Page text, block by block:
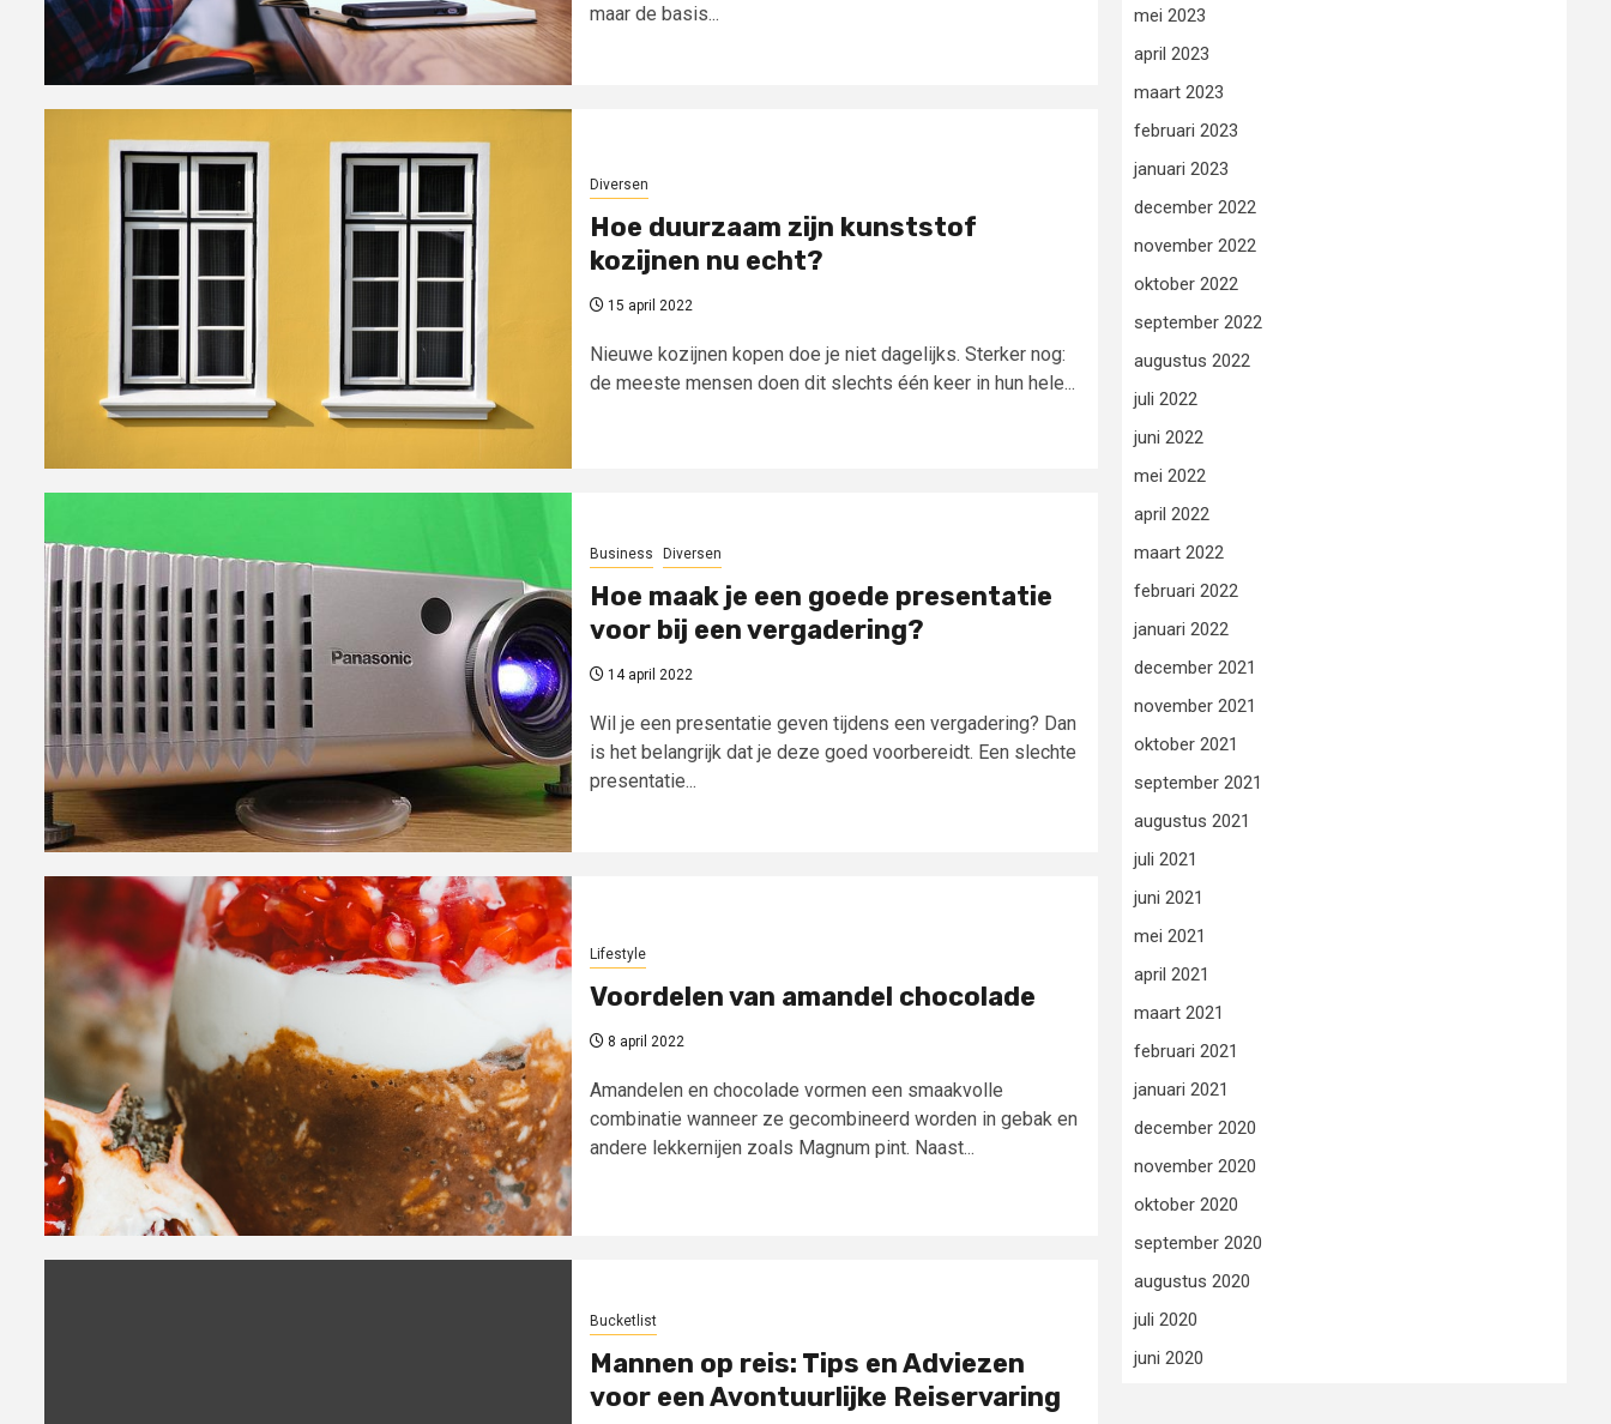
maar de basis...
Diversen
Hoe duurzaam zijn kunststof
kozijnen nu echt?
15 april 2022
Nieuwe kozijnen kopen doe je niet dagelijks. Sterker nog:
de meeste mensen doen dit slechts één keer in hun hele...
Business Diversen
Hoe maak je een goede presentatie
voor bij een vergadering?
14 april 2022
Wil je een presentatie geven tijdens een vergadering? Dan
is het belangrijk dat je deze goed voorbereidt. Een slechte
presentatie...
Lifestyle
Voordelen van amandel chocolade
8 april 2022
Amandelen en chocolade vormen een smaakvolle
combinatie wanneer ze gecombineerd worden in gebak en
andere lekkernijen zoals Magnum pint. Naast...
Bucketlist
Mannen op reis: Tips en Adviezen
voor een Avontuurlijke Reiservaring
mei 2023
april 2023
maart 2023
februari 2023
januari 2023
december 2022
november 2022
oktober 2022
september 2022
augustus 2022
juli 2022
juni 2022
mei 2022
april 2022
maart 2022
februari 2022
januari 2022
december 2021
november 2021
oktober 2021
september 2021
augustus 2021
juli 2021
juni 2021
mei 2021
april 2021
maart 2021
februari 2021
januari 2021
december 2020
november 2020
oktober 2020
september 2020
augustus 2020
juli 2020
juni 2020